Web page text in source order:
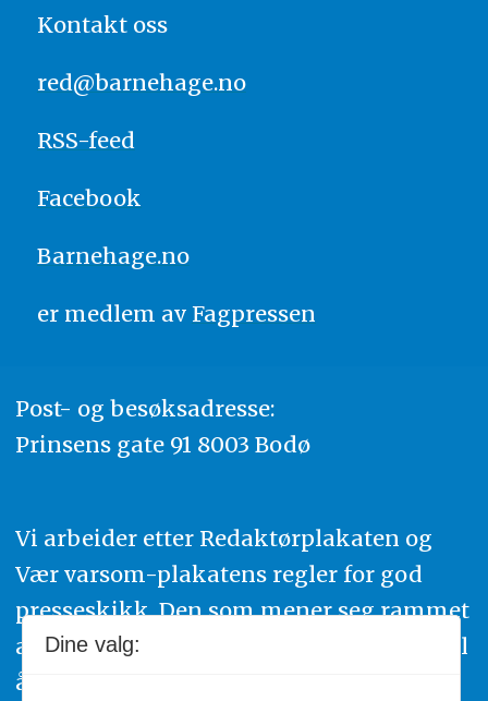
Kontakt oss
red@barnehage.no
RSS-feed
Facebook
Barnehage.no
er medlem av Fagpressen
Post- og besøksadresse:
Prinsens gate 91 8003 Bodø
Vi arbeider etter Redaktørplakaten og
Vær varsom-plakatens regler for god
presseskikk. Den som mener seg rammet
av urettmessig publisering, oppfordres til
å ta kontakt med redaksjonen. Du kan
Dine valg: